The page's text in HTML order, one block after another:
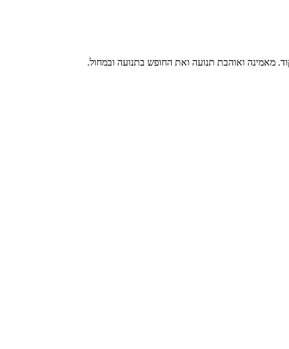
מאמינה ואוהבת תנועה ואת החופש בתנועה ובמחול.